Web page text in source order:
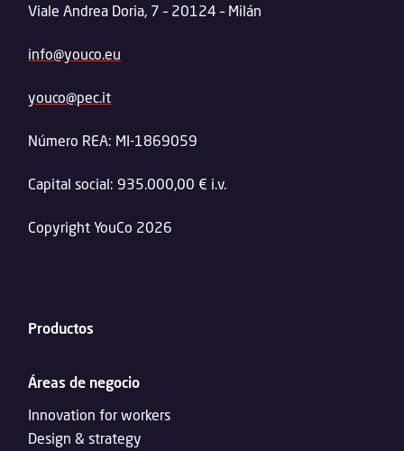
Viale Andrea Doria, 7 – 20124 – Milán
info@youco.eu
youco@pec.it
Número REA: MI-1869059
Capital social: 935.000,00 € i.v.
Copyright YouCo 2026
Productos
Áreas de negocio
Innovation for workers
Design & strategy